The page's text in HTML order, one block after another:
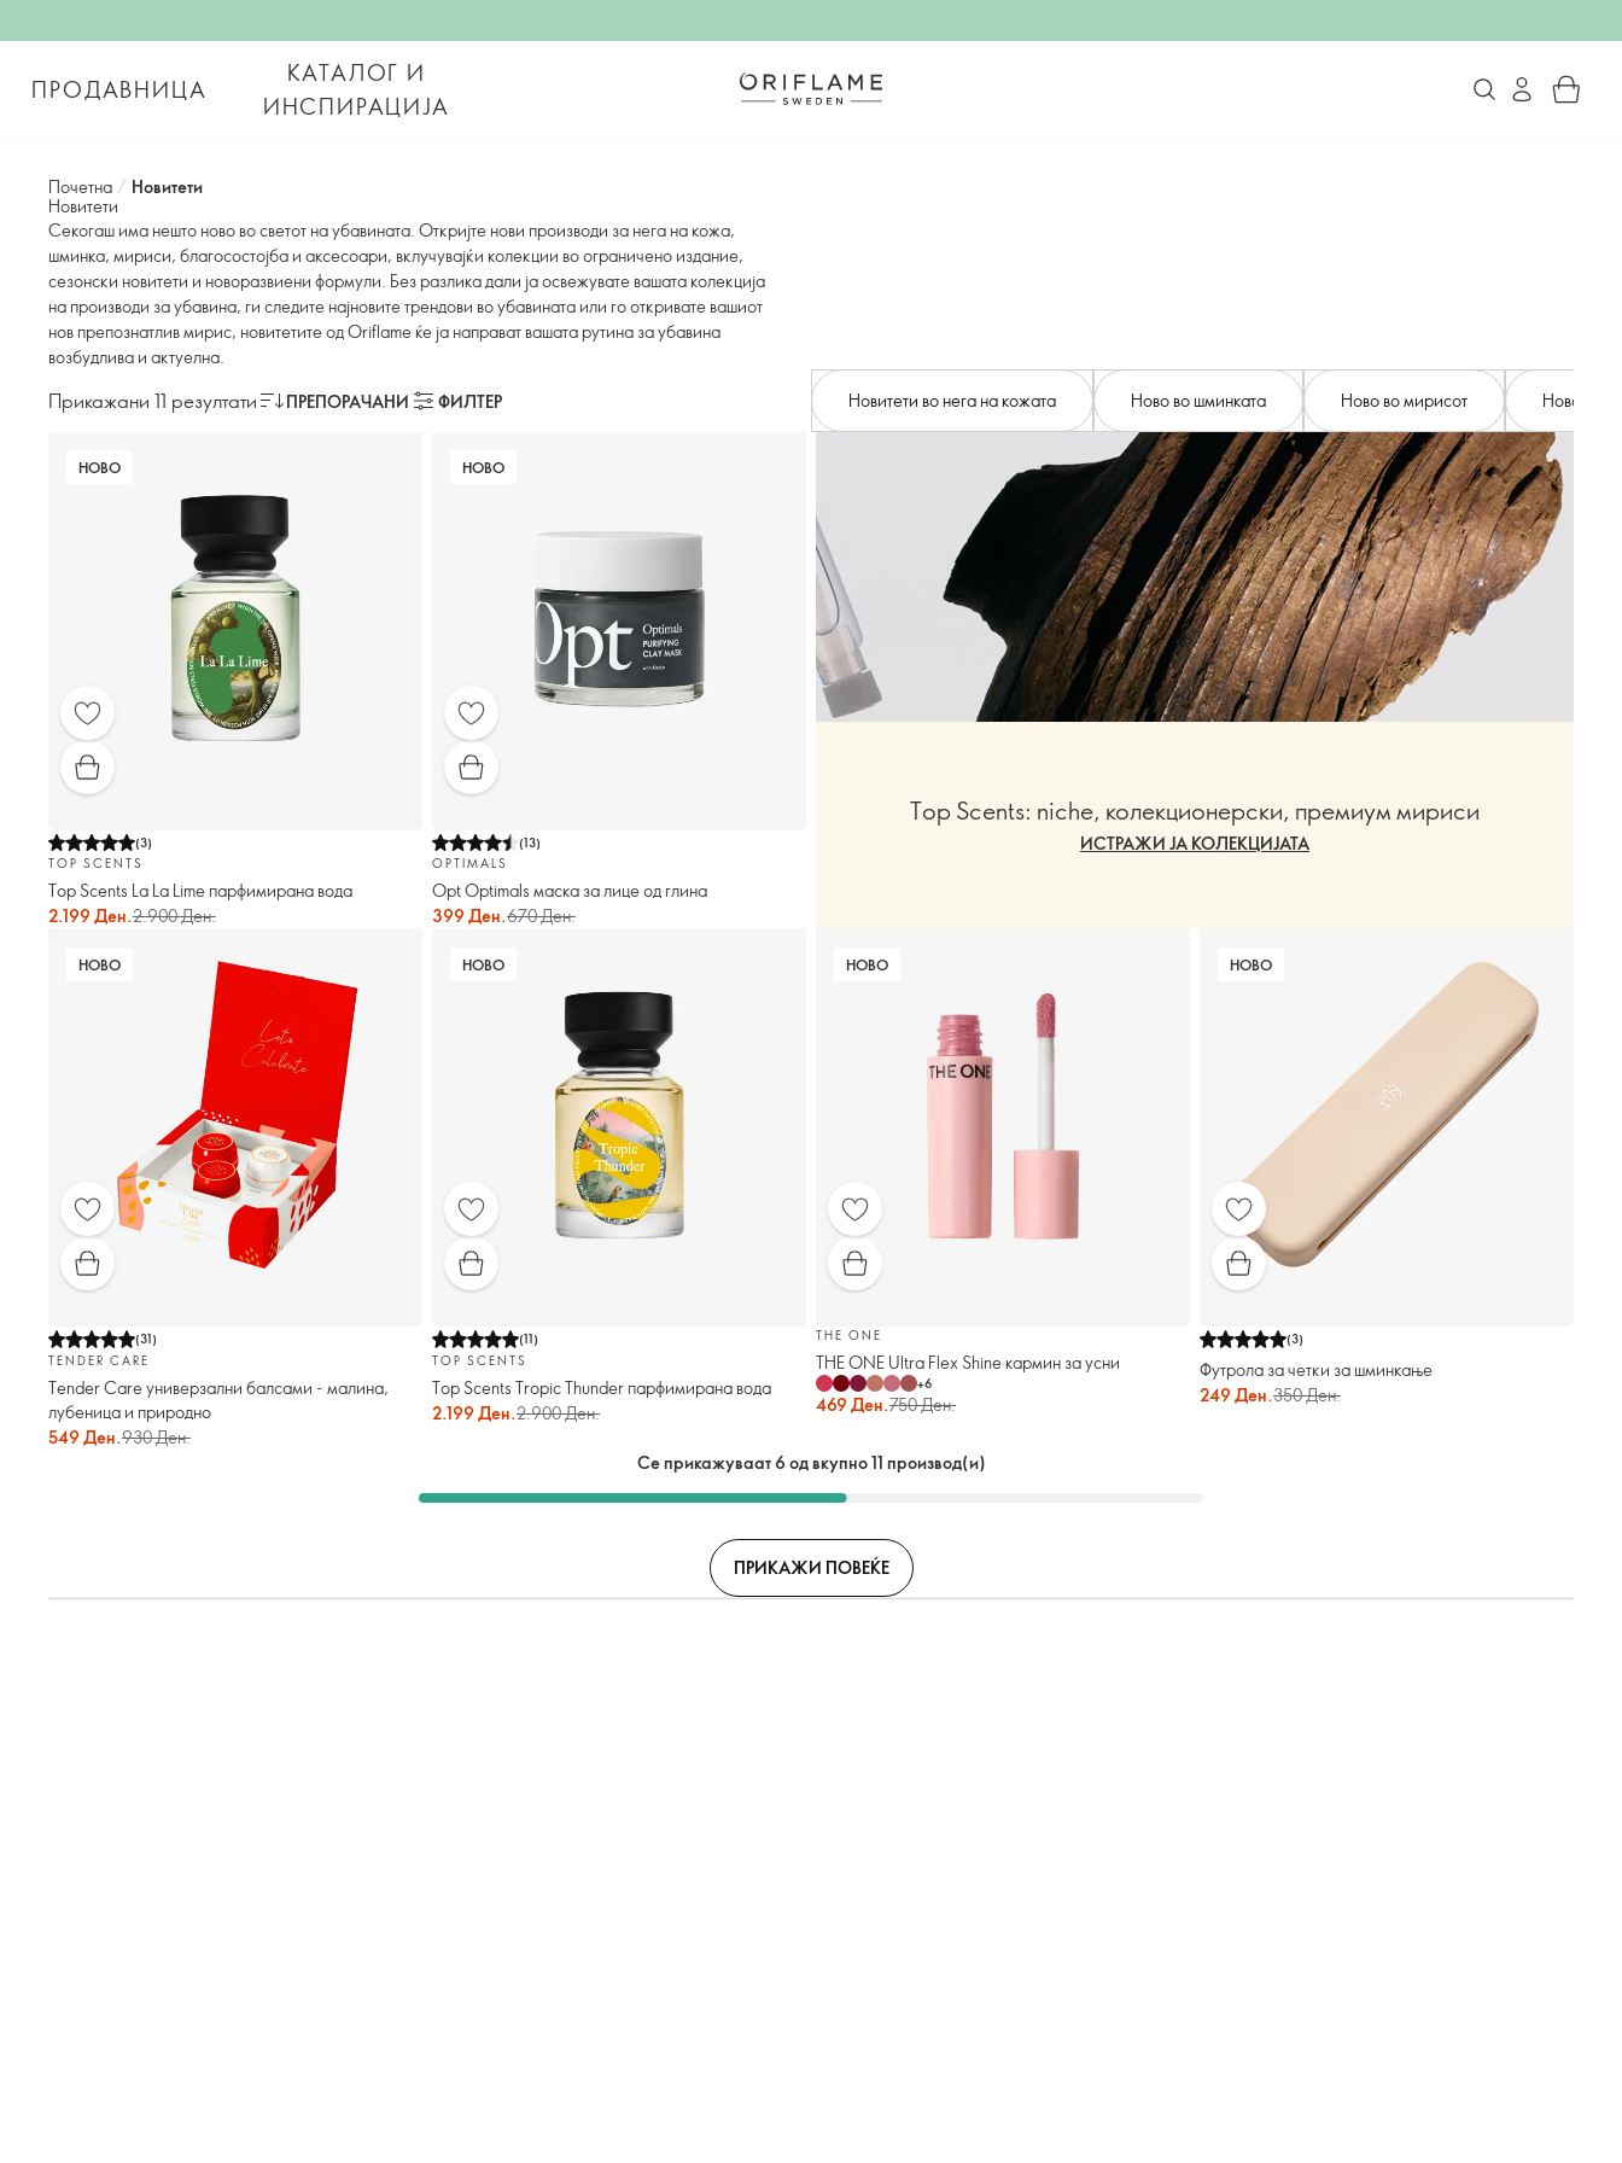
ПРОДАВНИЦА
КАТАЛОГ И
ИНСПИРАЦИЈА
Почетна / Новитети
Новитети
Секогаш има нешто ново во светот на убавината. Откријте нови производи за нега на кожа,
шминка, мириси, благосостојба и аксесоари, вклучувајќи колекции во ограничено издание,
сезонски новитети и новоразвиени формули. Без разлика дали ја освежувате вашата колекција
на производи за убавина, ги следите најновите трендови во убавината или го откривате вашиот
нов препознатлив мирис, новитетите од Oriflame ќе ја направат вашата рутина за убавина
возбудлива и актуелна.
Прикажани 11 резултати ПРЕПОРАЧАНИ ФИЛТЕР Новитети во нега на кожата Ново во шминката Ново во мирисот Ново во
НОВО
(3)
TOP SCENTS
Top Scents La La Lime парфимирана вода
2.199 Ден.2.900 Ден.
НОВО
(13)
OPTIMALS
Opt Optimals маска за лице од глина
399 Ден.670 Ден.
Top Scents: niche, колекционерски, премиум мириси
ИСТРАЖИ ЈА КОЛЕКЦИЈАТА
НОВО
(31)
TENDER CARE
Tender Care универзални балсами - малина,
лубеница и природно
549 Ден.930 Ден.
НОВО
(11)
TOP SCENTS
Top Scents Tropic Thunder парфимирана вода
2.199 Ден.2.900 Ден.
НОВО
THE ONE
THE ONE Ultra Flex Shine кармин за усни
+6
469 Ден.750 Ден.
НОВО
(3)
Футрола за четки за шминкање
249 Ден.350 Ден.
Се прикажуваат 6 од вкупно 11 производ(и)
ПРИКАЖИ ПОВЕЌЕ